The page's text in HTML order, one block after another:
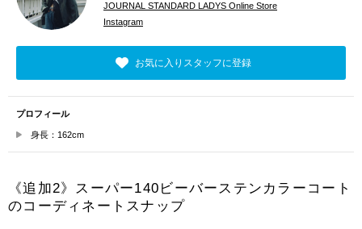
JOURNAL STANDARD LADYS Online Store
Instagram
お気に入りスタッフに登録
プロフィール
身長：162cm
《追加2》スーパー140ビーバーステンカラーコート
のコーディネートスナップ